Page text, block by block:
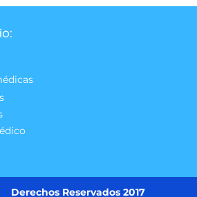
Derechos Reservados 2017